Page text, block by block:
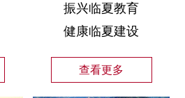
振兴临夏教育
健康临夏建设
查看更多